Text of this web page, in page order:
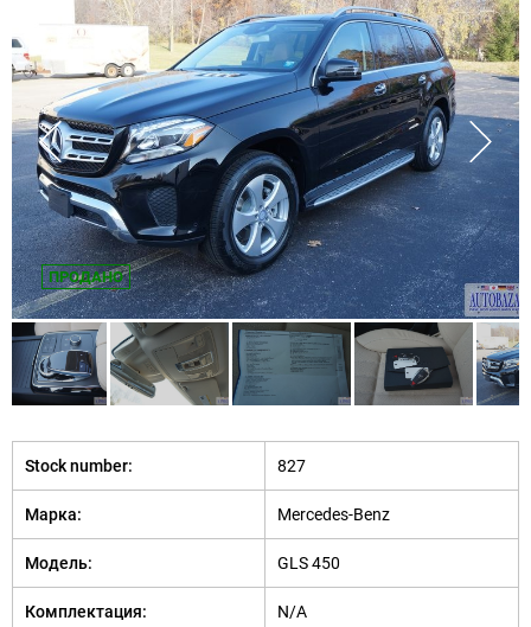
ПРОДАНО
Stock number: 827
Марка: Mercedes-Benz
Модель: GLS 450
Комплектация: N/A